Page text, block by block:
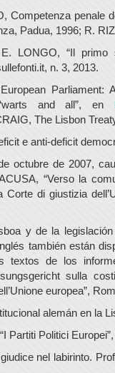
Competenza penale
Padua, 1996; R.
LONGO, “Il primo
n. 3, 2013.
and all”, en
The Lisbon
e anti-deficit
octubre de 2007,
“Verso la
Corte di giustizia
y de la
también están
textos de los
sulla
europea”,
alemán en la
Partiti Politici
nel labirinto.